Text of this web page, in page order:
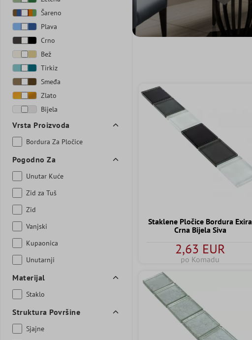
Šareno
Plava
Crno
Bež
Tirkiz
Smeđa
Zlato
Bijela
Vrsta Proizvoda
Bordura Za Pločice
Pogodno Za
Unutar Kuće
Zid za Tuš
Zid
Vanjski
Kupaonica
Unutarnji
Materijal
Staklo
Struktura Površine
Sjajne
Staklene Pločice Bordura Exira
Crna Bijela Siva
2,63 EUR
po Komadu